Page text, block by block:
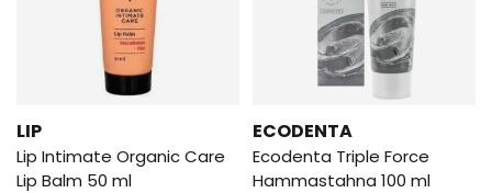
LIP
Lip Intimate Organic Care
Lip Balm 50 ml
ECODENTA
Ecodenta Triple Force
Hammastahna 100 ml